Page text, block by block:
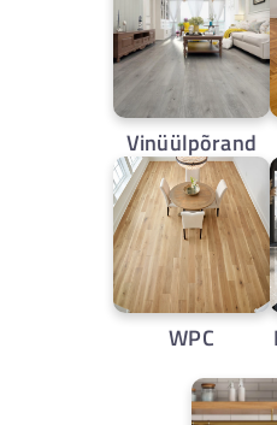
Vinüülpõrand
WPC